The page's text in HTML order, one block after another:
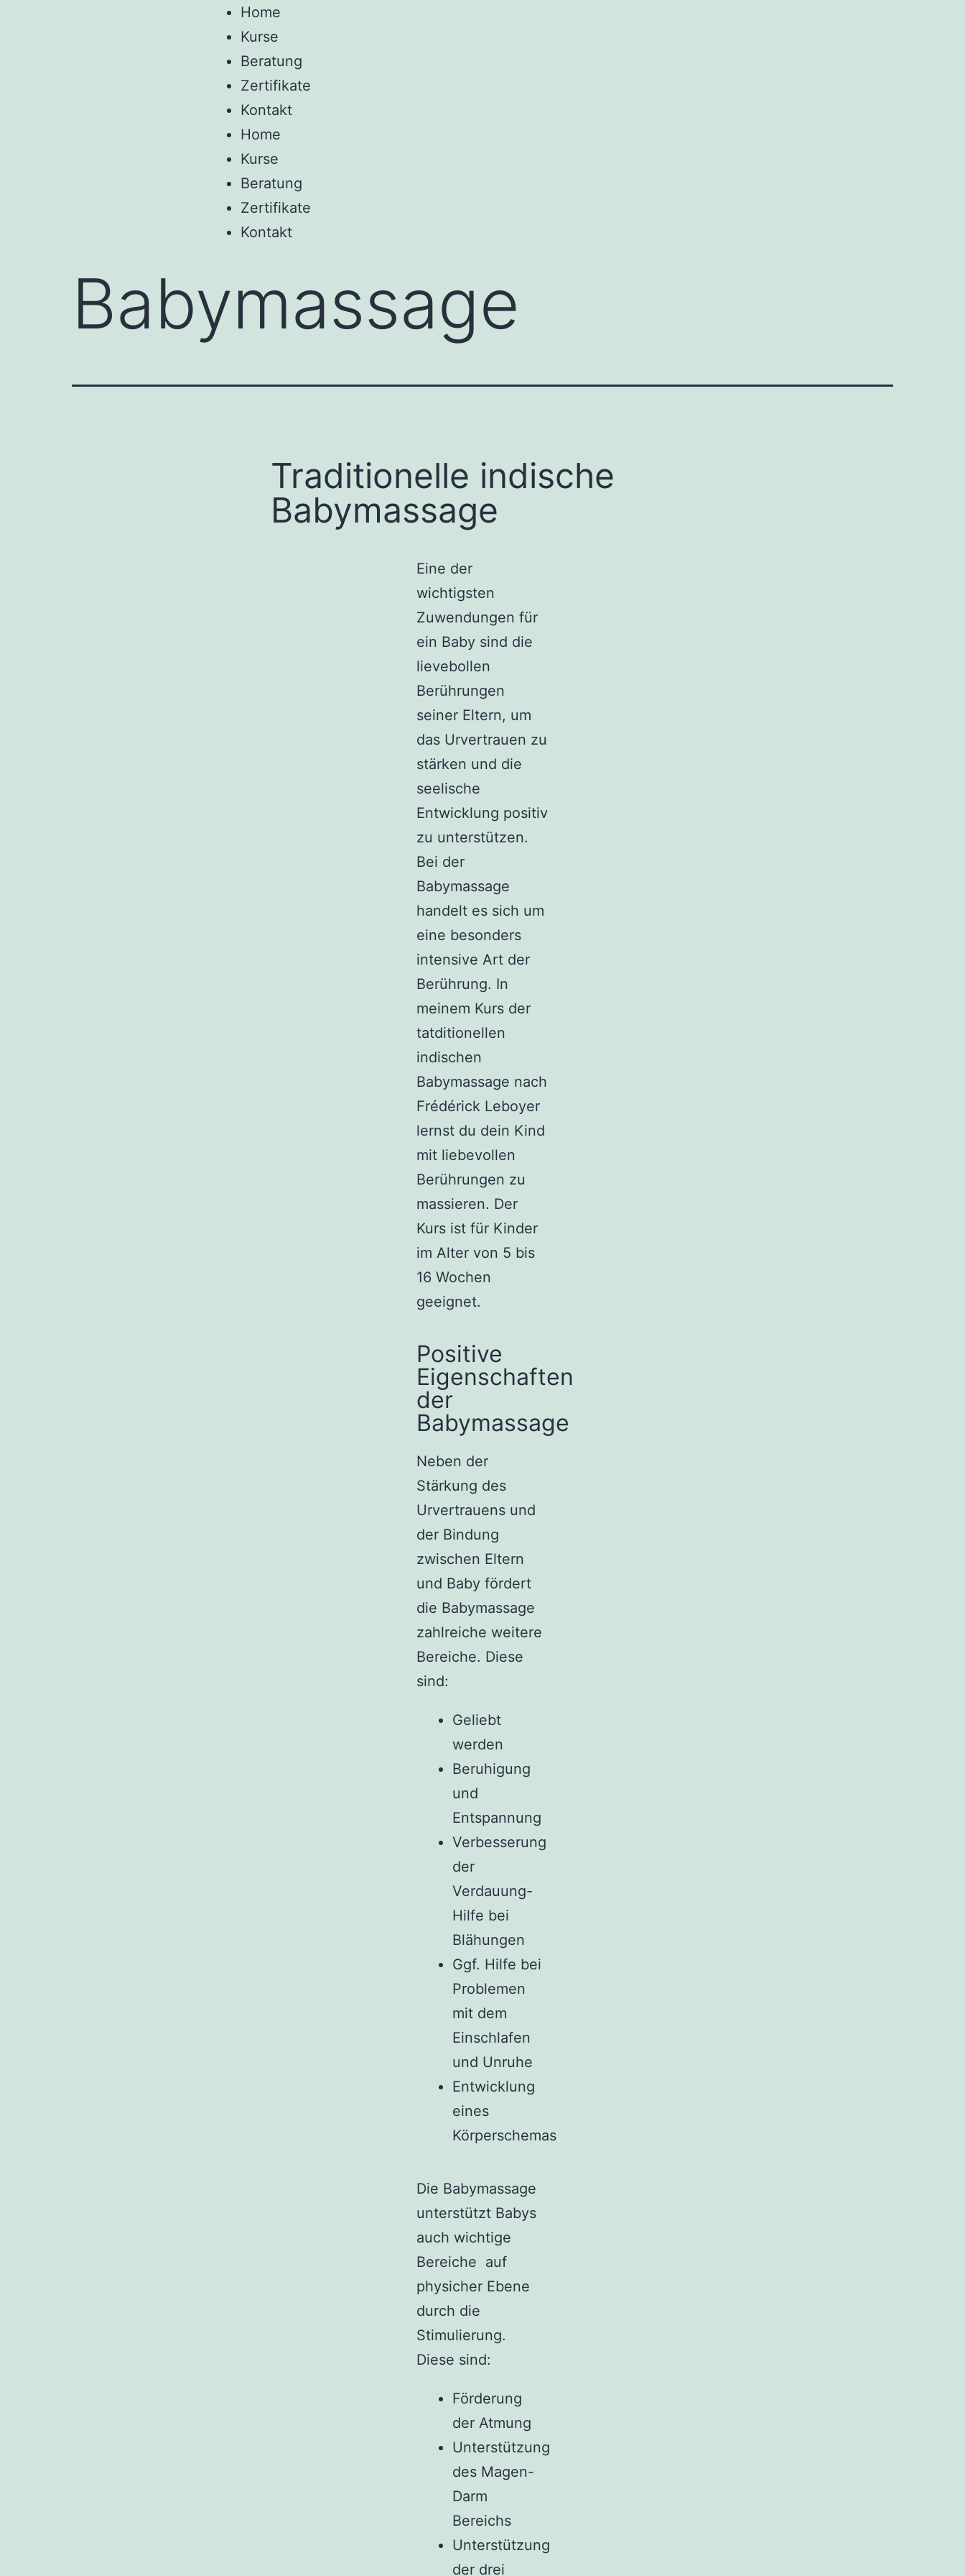
Home
Kurse
Beratung
Zertifikate
Kontakt
Home
Kurse
Beratung
Zertifikate
Kontakt
Babymassage
Traditionelle indische
Babymassage
Eine der
wichtigsten
Zuwendungen für
ein Baby sind die
lievebollen
Berührungen
seiner Eltern, um
das Urvertrauen zu
stärken und die
seelische
Entwicklung positiv
zu unterstützen.
Bei der
Babymassage
handelt es sich um
eine besonders
intensive Art der
Berührung. In
meinem Kurs der
tatditionellen
indischen
Babymassage nach
Frédérick Leboyer
lernst du dein Kind
mit liebevollen
Berührungen zu
massieren. Der
Kurs ist für Kinder
im Alter von 5 bis
16 Wochen
geeignet.
Positive
Eigenschaften
der
Babymassage
Neben der
Stärkung des
Urvertrauens und
der Bindung
zwischen Eltern
und Baby fördert
die Babymassage
zahlreiche weitere
Bereiche. Diese
sind:
Geliebt
werden
Beruhigung
und
Entspannung
Verbesserung
der
Verdauung-
Hilfe bei
Blähungen
Ggf. Hilfe bei
Problemen
mit dem
Einschlafen
und Unruhe
Entwicklung
eines
Körperschemas
Die Babymassage
unterstützt Babys
auch wichtige
Bereiche auf
physicher Ebene
durch die
Stimulierung.
Diese sind:
Förderung
der Atmung
Unterstützung
des Magen-
Darm
Bereichs
Unterstützung
der drei